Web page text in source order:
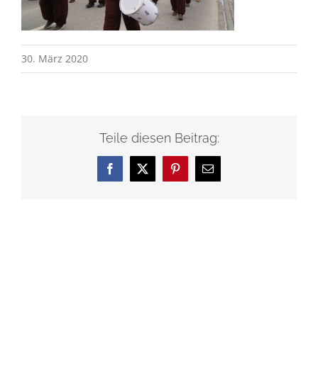
30. März 2020
Teile diesen Beitrag:
Facebook
X Pinterest
E-
Mail